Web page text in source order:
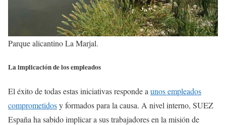
Parque alicantino La Marjal.
La implicación de los empleados
El éxito de todas estas iniciativas responde a unos empleados
comprometidosy formados para la causa. A nivel interno, SUEZ
España ha sabido implicar a sus trabajadores en la misión de